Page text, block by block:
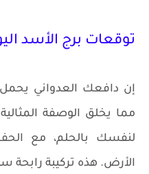
توقعات برج الأسد
إن دافعك العدواني
مما يخلق الوصفة
لنفسك بالحلم، مع
الأرض. هذه تركيبة رابحة